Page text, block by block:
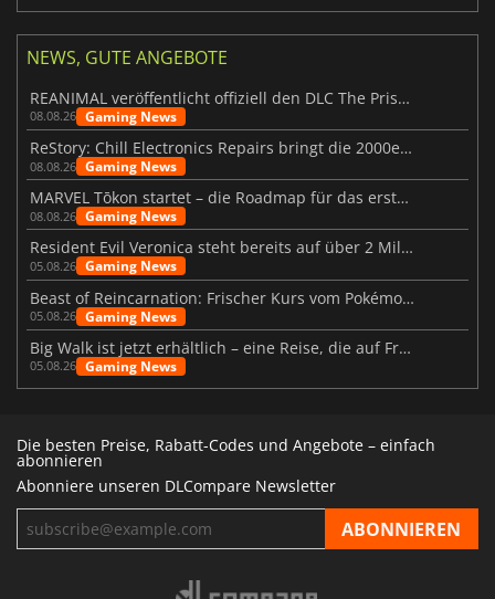
NEWS, GUTE ANGEBOTE
REANIMAL veröffentlicht offiziell den DLC The Prisoner
08.08.26 Gaming News
ReStory: Chill Electronics Repairs bringt die 2000er zurück
08.08.26 Gaming News
MARVEL Tōkon startet – die Roadmap für das erste Jahr wurde vorgestellt
08.08.26 Gaming News
Resident Evil Veronica steht bereits auf über 2 Millionen Wunschlisten
05.08.26 Gaming News
Beast of Reincarnation: Frischer Kurs vom Pokémon-Studio
05.08.26 Gaming News
Big Walk ist jetzt erhältlich – eine Reise, die auf Freundschaft basiert
05.08.26 Gaming News
Die besten Preise, Rabatt-Codes und Angebote – einfach
abonnieren
Abonniere unseren DLCompare Newsletter